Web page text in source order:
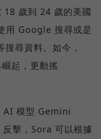
歲到 24 歲的美國
用 Google 搜尋或是
尋資料。如今，
起，更動搖
AI 模型 Gemini
擊，Sora 可以根據